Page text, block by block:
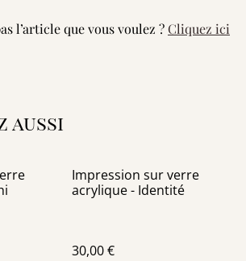
l’article que vous voulez ?Cliquez ici
aussi
Impression sur verre
acrylique - Identité
30,00 €